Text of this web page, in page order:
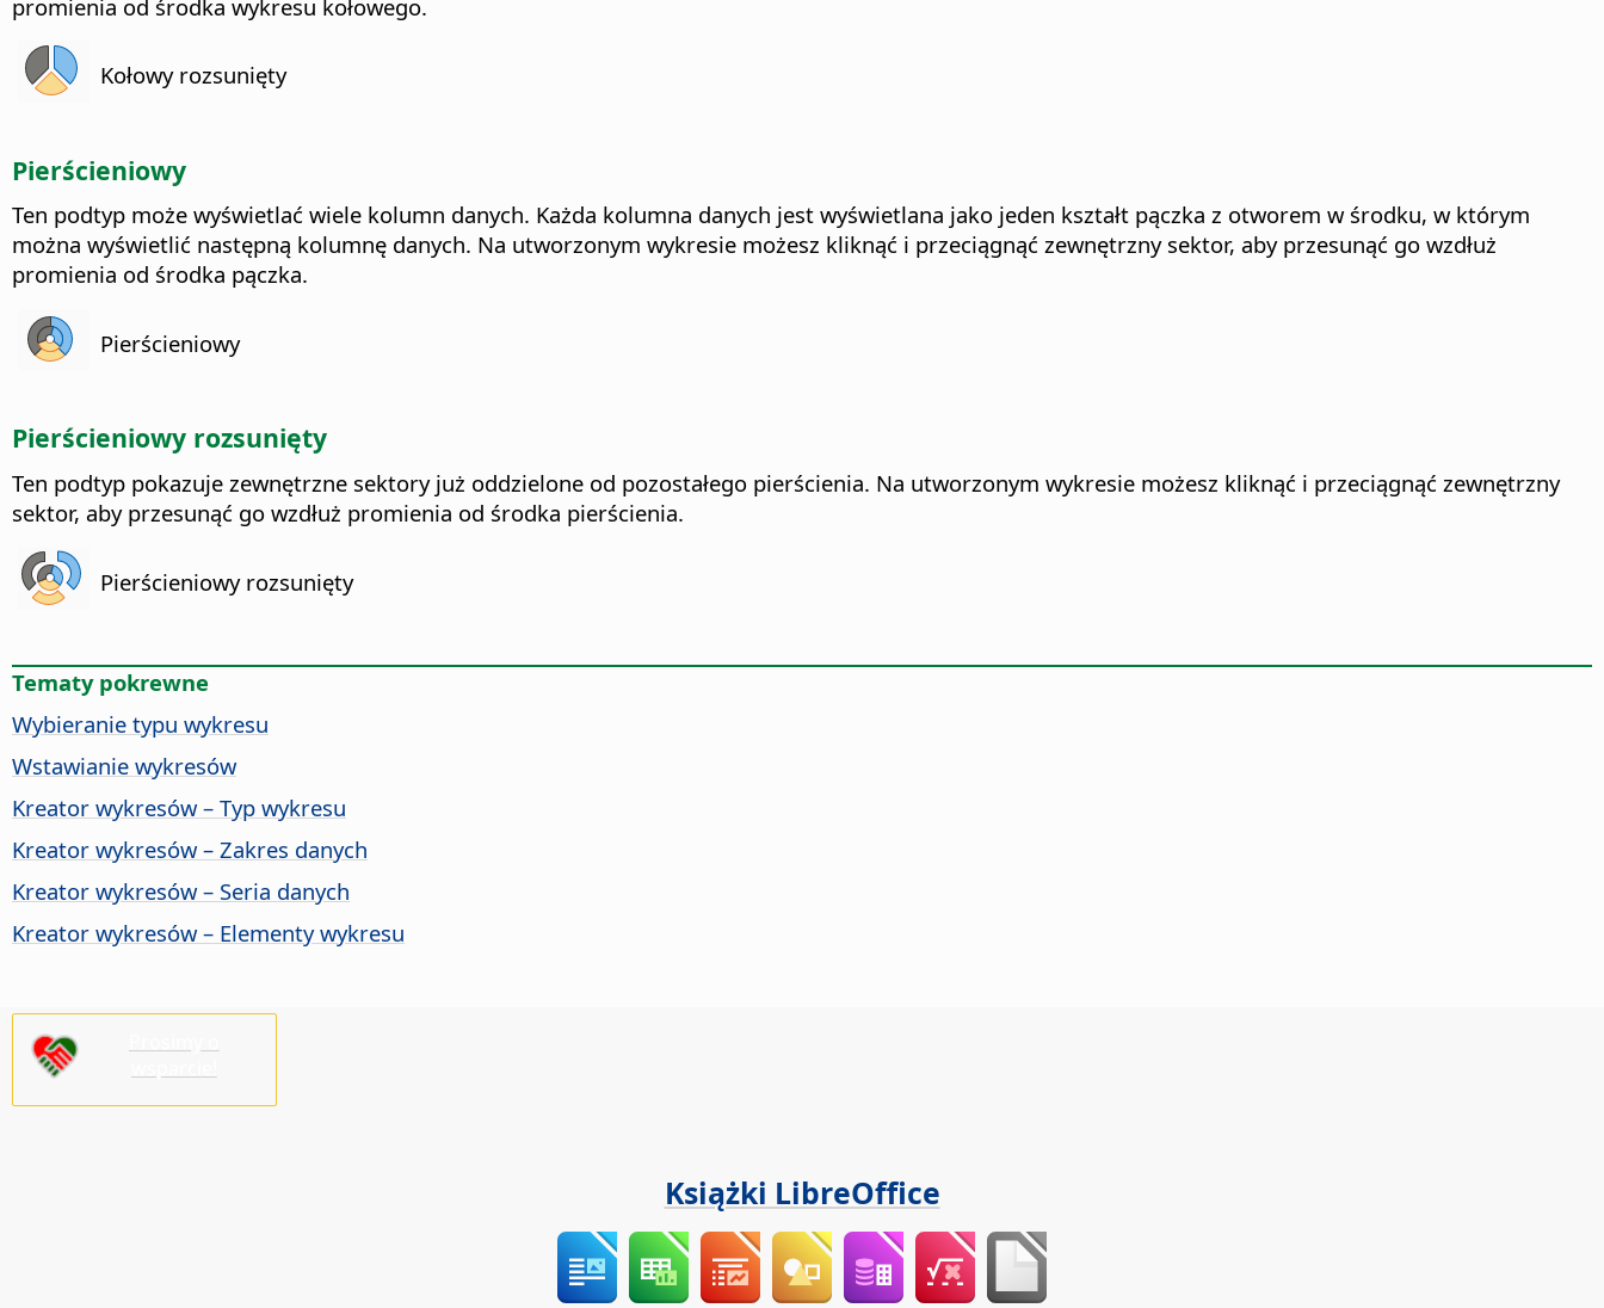
promienia od środka wykresu kołowego.
Kołowy rozsunięty
Pierścieniowy
Ten podtyp może wyświetlać wiele kolumn danych. Każda kolumna danych jest wyświetlana jako jeden kształt pączka z otworem w środku, w którym
można wyświetlić następną kolumnę danych. Na utworzonym wykresie możesz kliknąć i przeciągnąć zewnętrzny sektor, aby przesunąć go wzdłuż
promienia od środka pączka.
Pierścieniowy
Pierścieniowy rozsunięty
Ten podtyp pokazuje zewnętrzne sektory już oddzielone od pozostałego pierścienia. Na utworzonym wykresie możesz kliknąć i przeciągnąć zewnętrzny
sektor, aby przesunąć go wzdłuż promienia od środka pierścienia.
Pierścieniowy rozsunięty
Tematy pokrewne
Wybieranie typu wykresu
Wstawianie wykresów
Kreator wykresów – Typ wykresu
Kreator wykresów – Zakres danych
Kreator wykresów – Seria danych
Kreator wykresów – Elementy wykresu
Książki LibreOffice